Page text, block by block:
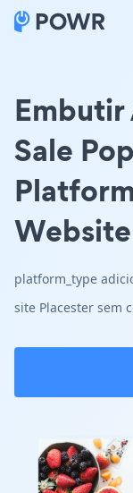
Sale
Website
platform_type
site Placester sem